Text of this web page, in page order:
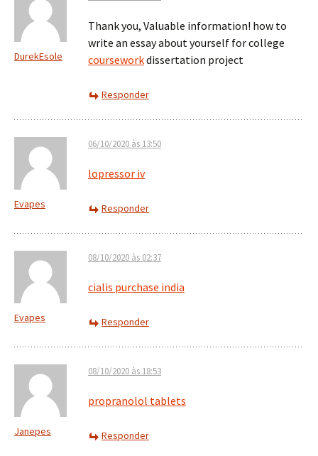
DurekEsole
Thank you, Valuable information! how to
write an essay about yourself for college
courseworkdissertation project
Responder
Evapes
06/10/2020 às 13:50
lopressor iv
Responder
Evapes
08/10/2020 às 02:37
cialis purchase india
Responder
Janepes
08/10/2020 às 18:53
propranolol tablets
Responder